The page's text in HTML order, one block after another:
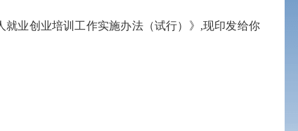
业创业培训工作实施办法（试行）》,现印发给你